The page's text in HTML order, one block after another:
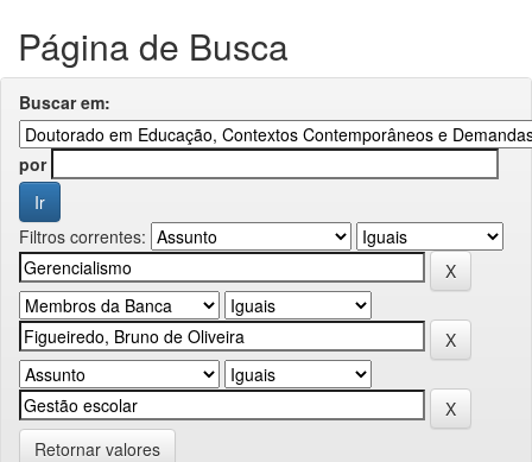
Página de Busca
Buscar em:
por
Filtros correntes:
Retornar valores